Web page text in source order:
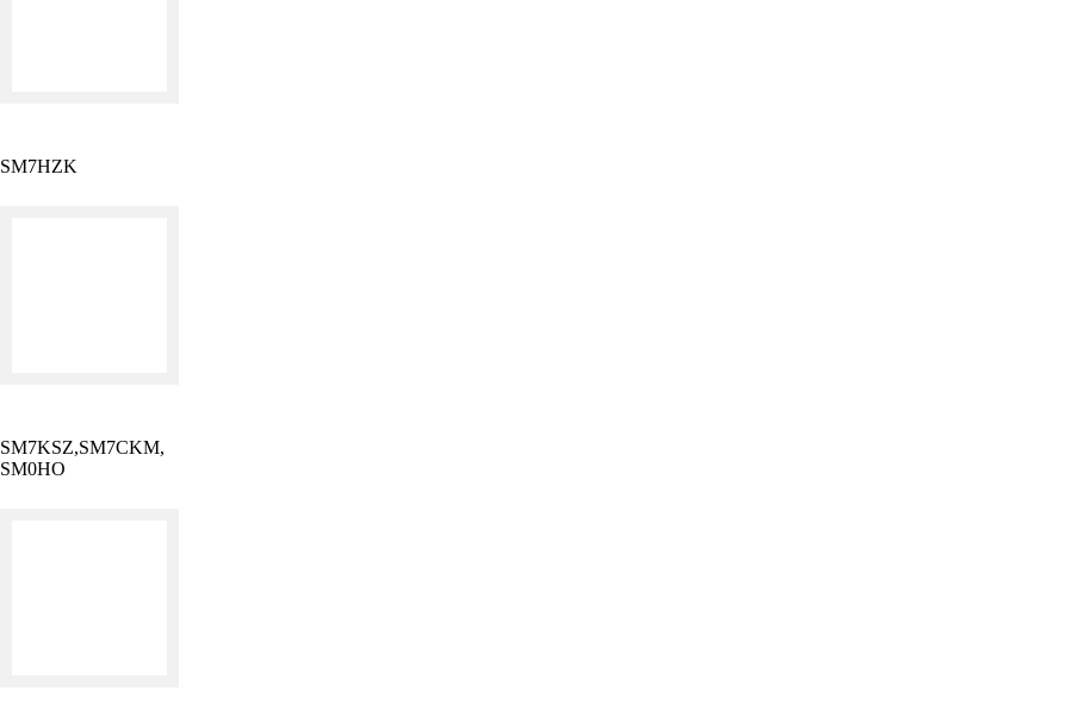
SM7HZK
SM7KSZ,SM7CKM,
SM0HO